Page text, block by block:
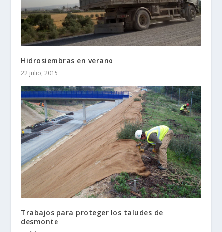
Hidrosiembras en verano
22 julio, 2015
Trabajos para proteger los taludes de
desmonte